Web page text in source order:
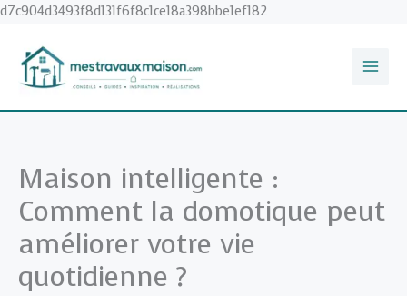
d7c904d3493f8d131f6f8c1ce18a398bbe1ef182
Maison intelligente :
Comment la domotique peut
améliorer votre vie
quotidienne ?